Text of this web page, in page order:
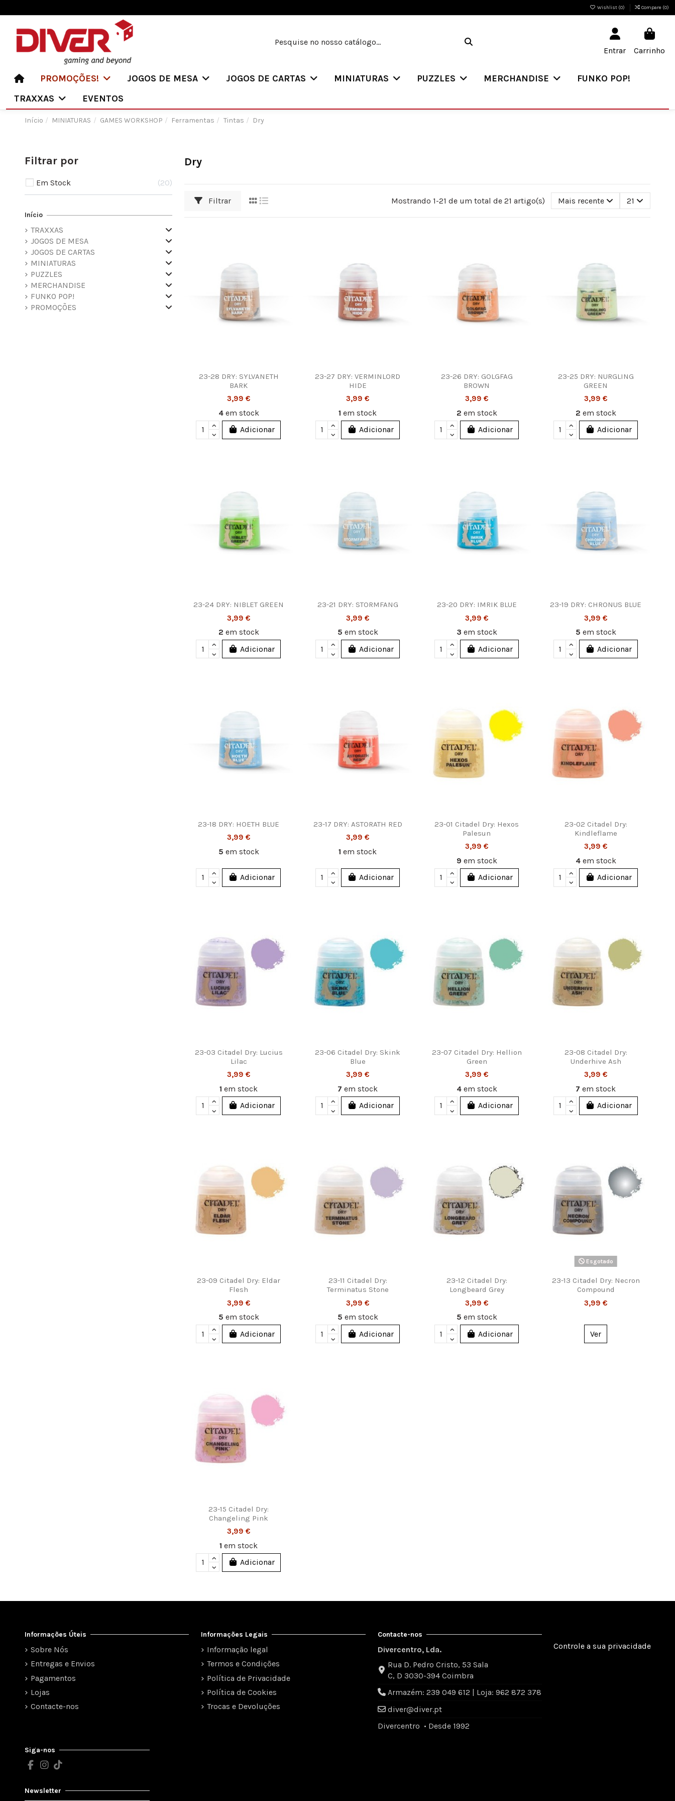
Wishlist (0) Compare (0)
Entrar Carrinho
PROMOÇÕES! JOGOS DE MESA JOGOS DE CARTAS MINIATURAS PUZZLES MERCHANDISE
FUNKO POP!
TRAXXAS
EVENTOS
Início MINIATURAS GAMES WORKSHOP Ferramentas Tintas Dry
Dry
Filtrar Mostrando 1-21 de um total de 21 artigo(s) Mais recente 21
23-28 DRY: SYLVANETH
BARK
3,99 €
4 em stock
Adicionar
23-27 DRY: VERMINLORD
HIDE
3,99 €
1em stock
Adicionar
23-26 DRY: GOLGFAG
BROWN
3,99 €
2 em stock
Adicionar
23-25 DRY: NURGLING
GREEN
3,99 €
2 em stock
Adicionar
23-24 DRY: NIBLET GREEN
3,99 €
2 em stock
Adicionar
23-21 DRY: STORMFANG
3,99 €
5 em stock
Adicionar
23-20 DRY: IMRIK BLUE
3,99 €
3 em stock
Adicionar
23-19 DRY: CHRONUS BLUE
3,99 €
5 em stock
Adicionar
23-18 DRY: HOETH BLUE
3,99 €
5 em stock
Adicionar
23-17 DRY: ASTORATH RED
3,99 €
1em stock
Adicionar
23-01 Citadel Dry: Hexos
Palesun
3,99 €
9 em stock
Adicionar
23-02 Citadel Dry:
Kindleflame
3,99 €
4 em stock
Adicionar
23-03 Citadel Dry: Lucius
Lilac
3,99 €
1em stock
Adicionar
23-06 Citadel Dry: Skink
Blue
3,99 €
7em stock
Adicionar
23-07 Citadel Dry: Hellion
Green
3,99 €
4 em stock
Adicionar
23-08 Citadel Dry:
Underhive Ash
3,99 €
7em stock
Adicionar
23-09 Citadel Dry: Eldar
Flesh
3,99 €
5 em stock
Adicionar
23-11 Citadel Dry:
Terminatus Stone
3,99 €
5 em stock
Adicionar
23-12 Citadel Dry:
Longbeard Grey
3,99 €
5 em stock
Adicionar
Esgotado
23-13 Citadel Dry: Necron
Compound
3,99 €
Ver
23-15 Citadel Dry:
Changeling Pink
3,99 €
1em stock
Adicionar
Filtrar por
Em Stock 20
Início
TRAXXAS
JOGOS DE MESA
JOGOS DE CARTAS
MINIATURAS
PUZZLES
MERCHANDISE
FUNKO POP!
PROMOÇÕES
Informações Úteis
Sobre Nós
Entregas e Envios
Pagamentos
Lojas
Contacte-nos
Informações Legais
Informação legal
Termos e Condições
Política de Privacidade
Política de Cookies
Trocas e Devoluções
Contacte-nos
Divercentro, Lda.
Rua D. Pedro Cristo, 53 Sala
C, D 3030-394 Coimbra
Armazém: 239 049 612 | Loja: 962 872 378
diver@diver.pt
Divercentro • Desde 1992
Controle a sua privacidade
Siga-nos
Newsletter